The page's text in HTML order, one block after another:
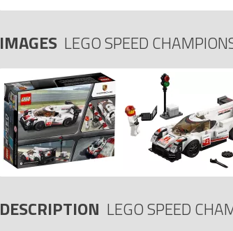
IMAGES LEGO SPEED
DESCRIPTION LEGO SPEED